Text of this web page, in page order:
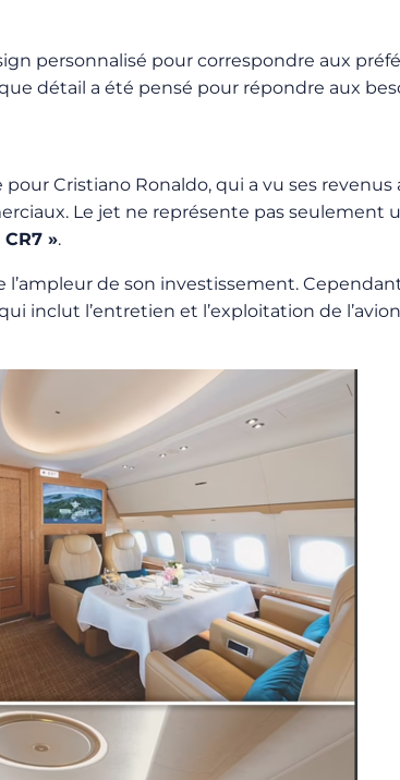
personnalisé pour correspondre aux
détail a été pensé pour répondre aux
Cristiano Ronaldo, qui a vu ses revenus
Le jet ne représente pas seulement
CR7 ».
de son investissement.
inclut l’entretien et l’exploitation de